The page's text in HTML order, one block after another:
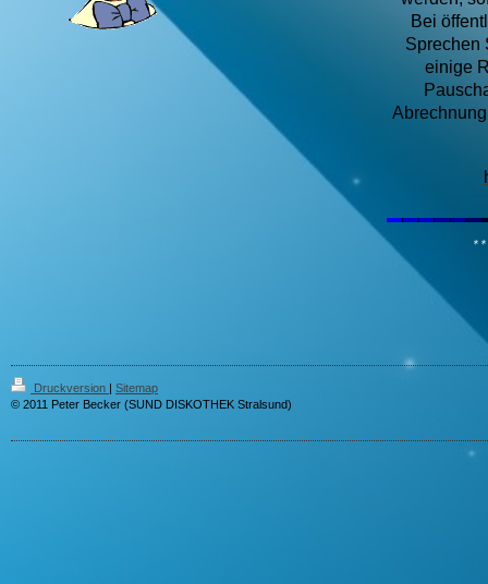
Bei
Sprechen
einige
Druckversion | Sitemap
© 2011 Peter Becker (SUND DISKOTHEK Stralsund)